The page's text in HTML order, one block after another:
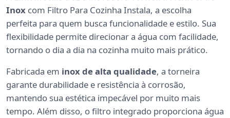
Inox com Filtro Para Cozinha Instala, a escolha
perfeita para quem busca funcionalidade e estilo. Sua
flexibilidade permite direcionar a água com facilidade,
tornando o dia a dia na cozinha muito mais prático.
Fabricada em inox de alta qualidade, a torneira
garante durabilidade e resistência à corrosão,
mantendo sua estética impecável por muito mais
tempo. Além disso, o filtro integrado proporciona água